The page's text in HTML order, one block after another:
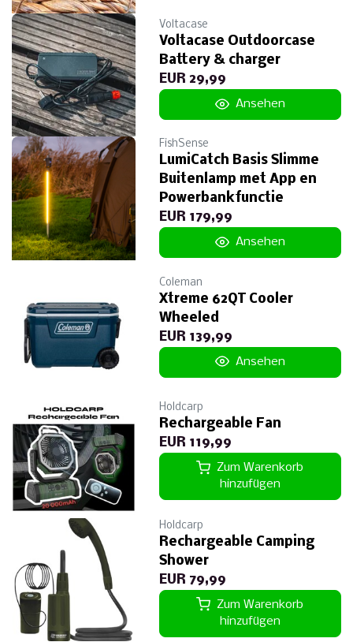
Voltacase
Voltacase Outdoorcase
Battery & charger
EUR 29,99
Ansehen
FishSense
LumiCatch Basis Slimme
Buitenlamp met App en
Powerbankfunctie
EUR 179,99
Ansehen
Coleman
Xtreme 62QT Cooler
Wheeled
EUR 139,99
Ansehen
Holdcarp
Rechargeable Fan
EUR 119,99
Zum Warenkorb
hinzufügen
Holdcarp
Rechargeable Camping
Shower
EUR 79,99
Zum Warenkorb
hinzufügen